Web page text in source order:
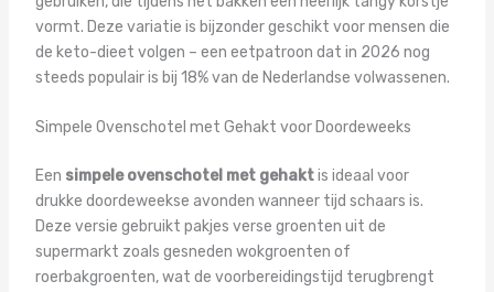
vormt. Deze variatie is bijzonder geschikt voor mensen die
de keto-dieet volgen – een eetpatroon dat in 2026 nog
steeds populair is bij 18% van de Nederlandse volwassenen.
Simpele Ovenschotel met Gehakt voor Doordeweeks
Een simpele ovenschotel met gehaktis ideaal voor
drukke doordeweekse avonden wanneer tijd schaars is.
Deze versie gebruikt pakjes verse groenten uit de
supermarkt zoals gesneden wokgroenten of
roerbakgroenten, wat de voorbereidingstijd terugbrengt